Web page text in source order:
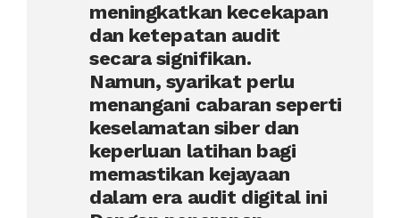
meningkatkan kecekapan
dan ketepatan audit
secara signifikan.
Namun, syarikat perlu
menangani cabaran seperti
keselamatan siber dan
keperluan latihan bagi
memastikan kejayaan
dalam era audit digital ini